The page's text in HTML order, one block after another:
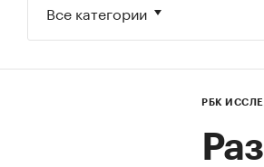
Все категории
РБК